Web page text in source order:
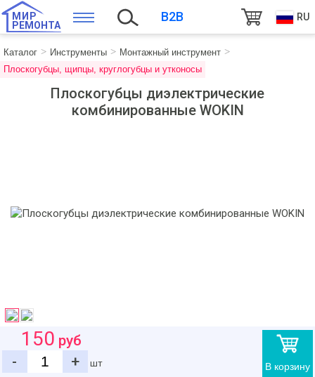
МИР
РЕМОНТА
B2B RU
Каталог Инструменты
Монтажный инструмент
Плоскогубцы, щипцы, круглогубцы и утконосы
Плоскогубцы диэлектрические
комбинированные WOKIN
В корзину
150 руб
-
+ шт